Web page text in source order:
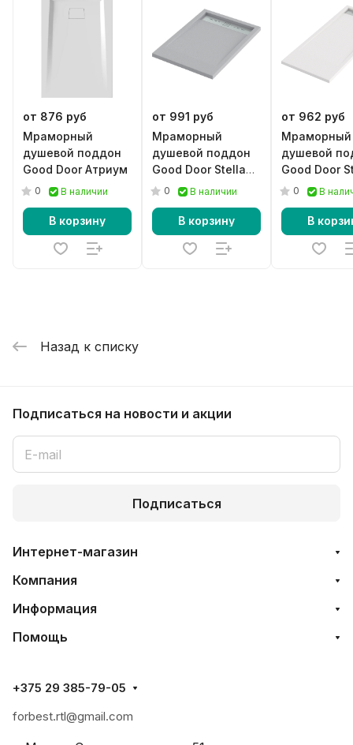
от 876 руб
Мраморный
душевой поддон
Good Door Атриум
0 В наличии
В корзину
от 991 руб
Мраморный
душевой поддон
Good Door Stella
серый
0 В наличии
В корзину
от 962 руб
Мраморный
душевой
Good Door
белый
0 В
В
Назад к списку
Подписаться на новости и акции
Подписаться
Интернет-магазин
Компания
Информация
Помощь
+375 29 385-79-05
forbest.rtl@gmail.com